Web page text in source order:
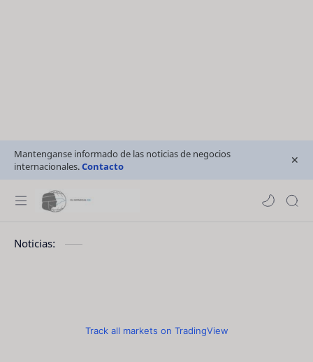
Mantenganse informado de las noticias de negocios
internacionales.Contacto
Noticias:
Track all markets on TradingView